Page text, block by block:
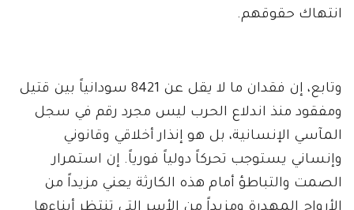
انتهاك حقوقهم.
وتابع، إن فقدان ما لا يقل عن 8421 سودانياً بين قتيل
ومفقود منذ اندلاع الحرب ليس مجرد رقم في سجل
المآسي الإنسانية، بل هو إنذار أخلاقي وقانوني
وإنساني يستوجب تحركاً دولياً فورياً. إن استمرار
الصمت والتباطؤ أمام هذه الكارثة يعني مزيداً من